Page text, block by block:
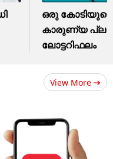
ഒരു
കാരുണ്യ
ലോട്ടറിഫലം
View More